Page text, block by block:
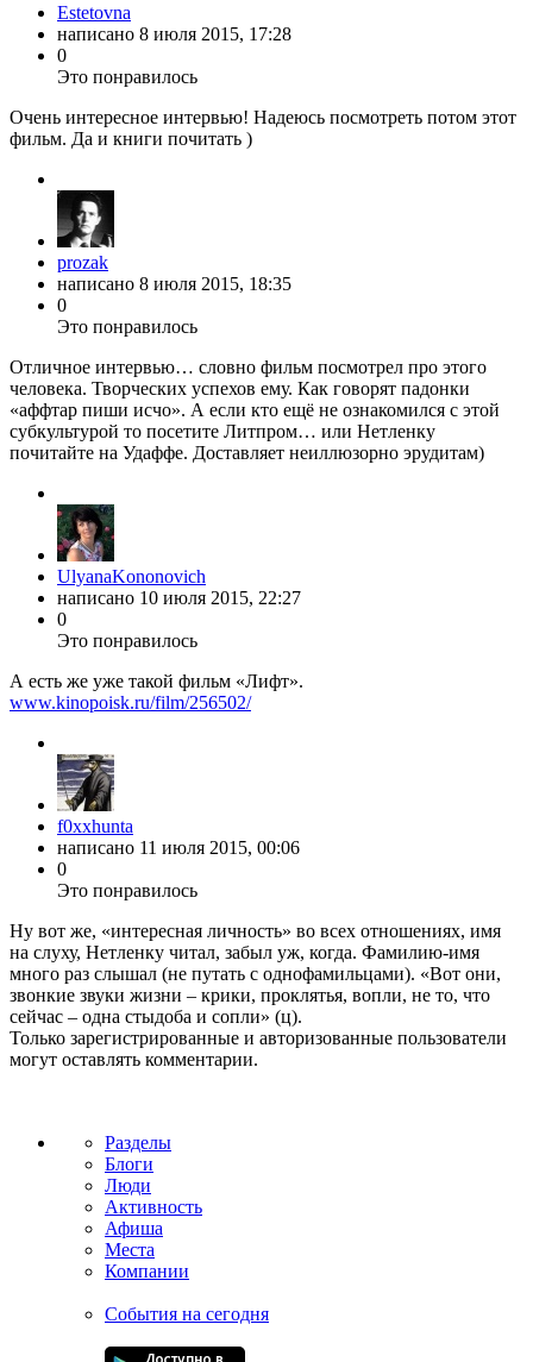
Estetovna
написано 8 июля 2015, 17:28
0
Это понравилось
Очень интересное интервью! Надеюсь посмотреть потом этот
фильм. Да и книги почитать )
prozak
написано 8 июля 2015, 18:35
0
Это понравилось
Отличное интервью… словно фильм посмотрел про этого
человека. Творческих успехов ему. Как говорят падонки
«аффтар пиши исчо». А если кто ещё не ознакомился с этой
субкультурой то посетите Литпром… или Нетленку
почитайте на Удаффе. Доставляет неиллюзорно эрудитам)
UlyanaKononovich
написано 10 июля 2015, 22:27
0
Это понравилось
А есть же уже такой фильм «Лифт».
www.kinopoisk.ru/film/256502/
f0xxhunta
написано 11 июля 2015, 00:06
0
Это понравилось
Ну вот же, «интересная личность» во всех отношениях, имя
на слуху, Нетленку читал, забыл уж, когда. Фамилию-имя
много раз слышал (не путать с однофамильцами). «Вот они,
звонкие звуки жизни – крики, проклятья, вопли, не то, что
сейчас – одна стыдоба и сопли» (ц).
Только зарегистрированные и авторизованные пользователи
могут оставлять комментарии.
Разделы
Блоги
Люди
Активность
Афиша
Места
Компании
События на сегодня